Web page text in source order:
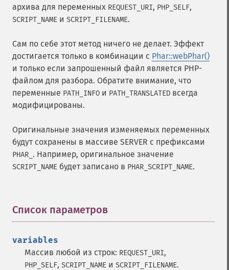
архива для переменных REQUEST_URI, PHP_SELF,
SCRIPT_NAME и SCRIPT_FILENAME.
Сам по себе этот метод ничего не делает. Эффект
достигается только в комбинации с Phar::webPhar()
и только если запрошенный файл является PHP-
файлом для разбора. Обратите внимание, что
переменные PATH_INFO и PATH_TRANSLATED всегда
модифицированы.
Оригинальные значения изменяемых переменных
будут сохранены в массиве SERVER с префиксами
PHAR_ . Например, оригинальное значение
SCRIPT_NAME будет записано в PHAR_SCRIPT_NAME.
Список параметров
variables
Массив любой из строк: REQUEST_URI,
PHP_SELF, SCRIPT_NAME и SCRIPT_FILENAME.